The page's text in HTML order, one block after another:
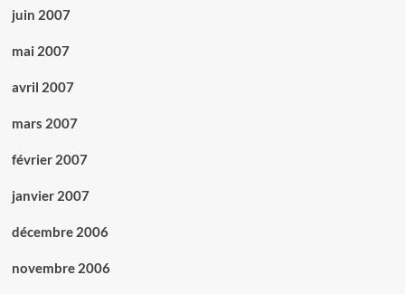
juin 2007
mai 2007
avril 2007
mars 2007
février 2007
janvier 2007
décembre 2006
novembre 2006